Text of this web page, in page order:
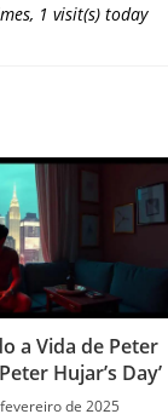
1 visit(s) today
a Vida de Peter
Hujar’s Day’
de 2025